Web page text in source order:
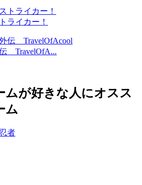
ライカー！
TravelOfA...
ムが好きな人にオスス
ム